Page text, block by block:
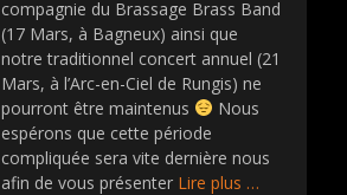
o
n
compagnie du Brassage Brass Band
(17 Mars, à Bagneux) ainsi que
notre traditionnel concert annuel (21
Mars, à l’Arc-en-Ciel de Rungis) ne
pourront être maintenus
Nous
espérons que cette période
compliquée sera vite dernière nous
afin de vous présenter Lire plus …